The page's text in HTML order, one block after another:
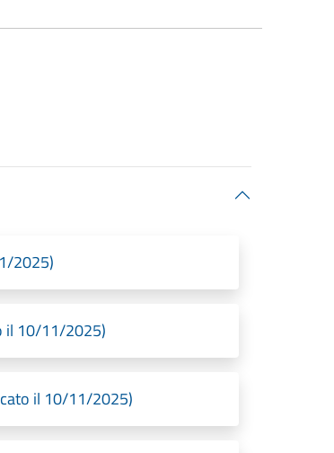
2025)
il 10/11/2025)
il 10/11/2025)